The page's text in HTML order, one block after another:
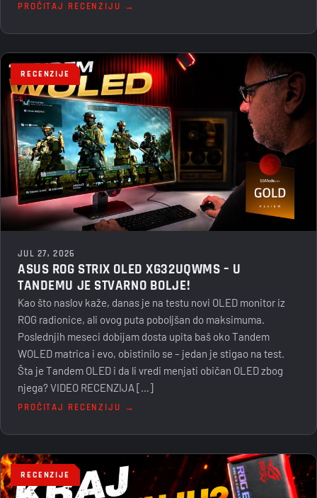
PROČITAJ RECENZIJU →
RECENZIJE
JUL 27, 2026
ASUS ROG STRIX OLED XG32UQWMS – U
TANDEMU JE STVARNO BOLJE!
Kao što naslov kaže, danas je na testu novi OLED monitor iz
ROG radionice, ali ovog puta poboljšan do maksimuma.
Poslednjih meseci dobijam dosta upita baš oko Tandem
WOLED matrica i evo, obistinilo se – jedan je stigao na test.
Šta je Tandem OLED i da li vredi menjati običan OLED zbog
njega? VIDEO RECENZIJA […]
PROČITAJ RECENZIJU →
RECENZIJE